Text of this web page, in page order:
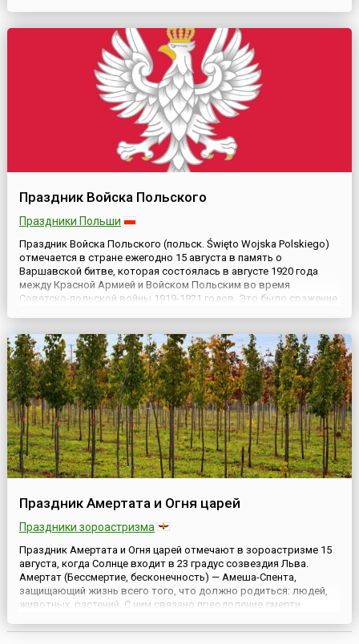
Праздник Войска Польского
Праздники Польши
Праздник Войска Польского (польск. Święto Wojska Polskiego)
отмечается в стране ежегодно 15 августа в память о
Варшавской битве, которая состоялась в августе 1920 года
между Красной Армией и Войском Польским во время
Советско-польской войны 1919-1921 годов. Это было сражение
войсками фронто...
Праздник Амертата и Огня царей
Праздники зороастризма
Праздник Амертата и Огня царей отмечают в зороастризме 15
августа, когда Солнце входит в 23 градус созвездия Льва.
Амертат (Бессмертие, бесконечность) — Амеша-Спента,
защищающий жизнь всего того, что должно родиться: людей,
животных, растений. С ним связано преодоление смерти,
он охраняет детей в первые семь лет их жизни. Там, где вес...